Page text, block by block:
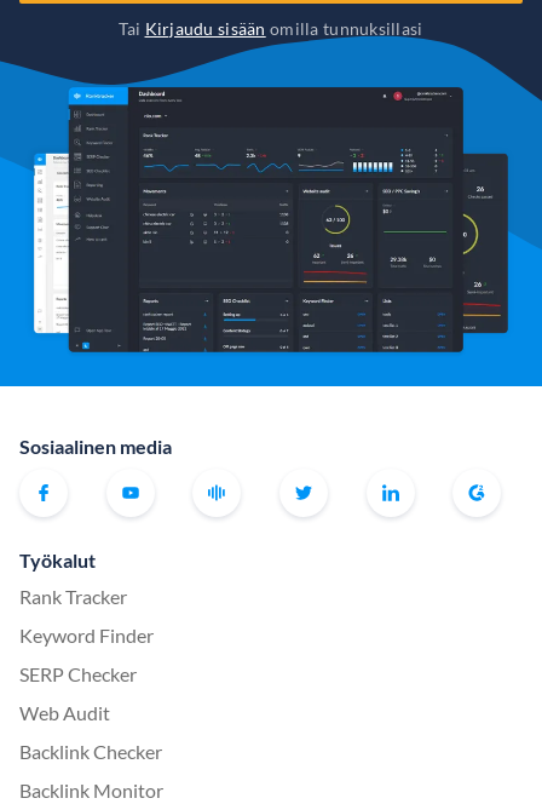
Tai Kirjaudu sisään omilla tunnuksillasi
Sosiaalinen media
Työkalut
Rank Tracker
Keyword Finder
SERP Checker
Web Audit
Backlink Checker
Backlink Monitor